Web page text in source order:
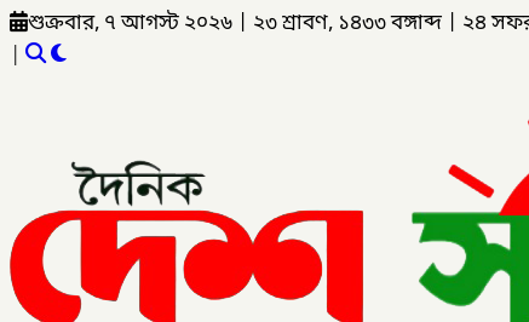
শুক্রবার, ৭ আগস্ট ২০২৬ ২৩ শ্রাবণ, ১৪৩৩ বঙ্গাব্দ ২৪
|